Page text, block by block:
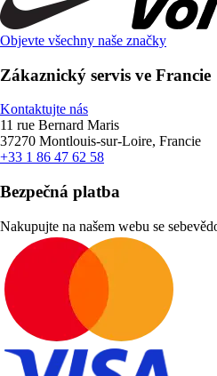
Objevte všechny naše značky
Zákaznický servis ve Francie
Kontaktujte nás
11 rue Bernard Maris
37270 Montlouis-sur-Loire, Francie
+33 1 86 47 62 58
Bezpečná platba
Nakupujte na našem webu se